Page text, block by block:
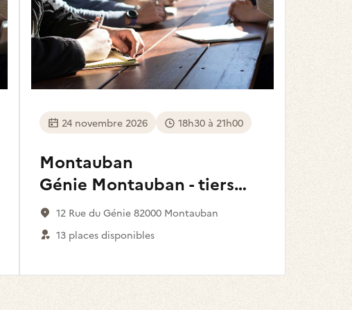
24 novembre 2026 18h30 à 21h00
Montauban
Génie Montauban - tiers
Lieu12 Rue du Génie 82000 Montauban
13 places disponibles